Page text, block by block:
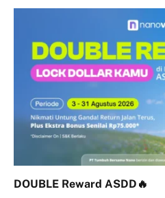
DOUBLE Reward ASDD🔥